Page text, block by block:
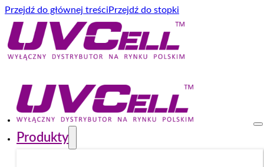
Przejdź do głównej treści Przejdź do stopki
Produkty